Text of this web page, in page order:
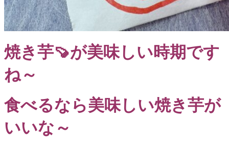
焼き芋🍠が美味しい時期です
ね～
食べるなら美味しい焼き芋が
いいな～